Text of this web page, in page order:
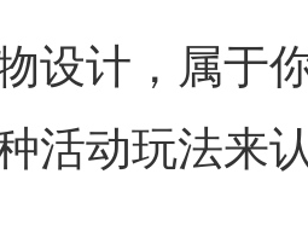
设计，属于
活动玩法来